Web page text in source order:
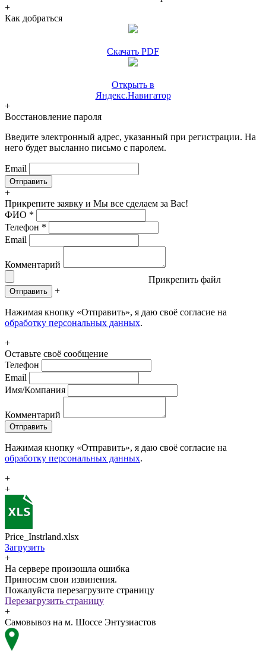
+
Как добраться
Скачать PDF
Открыть в
Яндекс.Навигатор
+
Восстановление пароля
Введите электронный адрес, указанный при регистрации. На
него будет высланно письмо с паролем.
Email
+
Прикрепите заявку и Мы все сделаем за Вас!
ФИО *
Телефон *
Email
Комментарий
Прикрепить файл
Отправить +
Нажимая кнопку «Отправить», я даю своё согласие на
обработку персональных данных.
+
Оставьте своё сообщение
Телефон
Email
Имя/Компания
Комментарий
Отправить
Нажимая кнопку «Отправить», я даю своё согласие на
обработку персональных данных.
+
+
Price_Instrland.xlsx
Загрузить
+
На сервере произошла ошибка
Приносим свои извинения.
Пожалуйста перезагрузите страницу
Перезагрузить страницу
+
Самовывоз на м. Шоссе Энтузиастов